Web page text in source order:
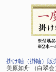
掛け軸（掛軸）販
美原如舟 （白翠